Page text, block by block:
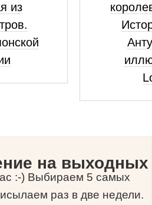
из
на выходных
:-) Выбираем 5 самых
раз в две недели.